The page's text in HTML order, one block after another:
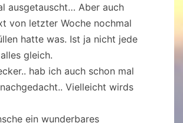
ausgetauscht… Aber auch
von letzter Woche nochmal
hatte was. Ist ja nicht jede
gleich.
hab ich auch schon mal
Vielleicht wirds
ein wunderbares